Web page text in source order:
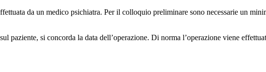
da un medico psichiatra. Per il colloquio preliminare sono necessarie un
paziente, si concorda la data dell’operazione. Di norma l’operazione viene